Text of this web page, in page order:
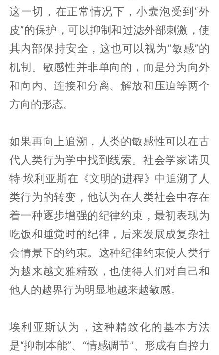
这一切，在正常情况下，小囊泡受到“外
皮”的保护，可以抑制和过滤外部刺激，使
其内部保持安全，这也可以视为“敏感”的
机制。敏感性并非单向的，而是分为向外
和向内、连接和分离、解放和压迫等两个
方向的形态。
如果再向上追溯，人类的敏感性可以在古
代人类行为学中找到线索。社会学家诺贝
特·埃利亚斯在《文明的进程》中追溯了人
类行为的转变，他认为在人类社会中存在
着一种逐步增强的纪律约束，最初表现为
吃饭和睡觉时的纪律，后来发展成复杂社
会情景下的约束。这种纪律约束使人类行
为越来越文雅精致，也使得人们对自己和
他人的越界行为明显地越来越敏感。
埃利亚斯认为，这种精致化的基本方法
是“抑制本能”、“情感调节”、形成有自控力